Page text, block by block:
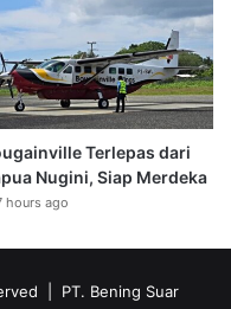
Terlepas dari
Nugini, Siap Merdeka
hours ago
| PT. Bening Suar